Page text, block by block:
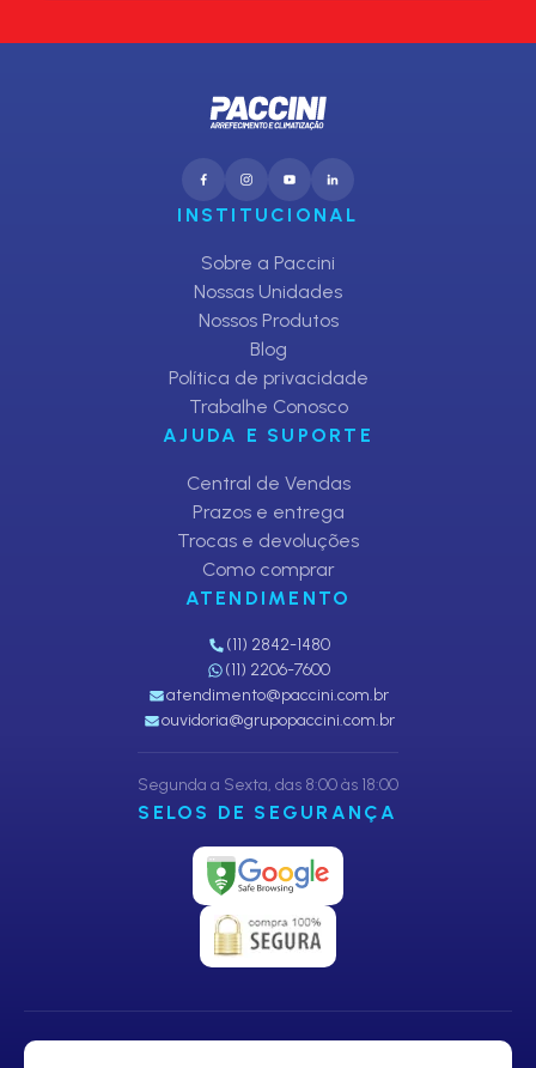
INSTITUCIONAL
Sobre a Paccini
Nossas Unidades
Nossos Produtos
Blog
Política de privacidade
Trabalhe Conosco
AJUDA E SUPORTE
Central de Vendas
Prazos e entrega
Trocas e devoluções
Como comprar
ATENDIMENTO
(11) 2842-1480
(11) 2206-7600
atendimento@paccini.com.br
ouvidoria@grupopaccini.com.br
Segunda a Sexta, das 8:00 às 18:00
SELOS DE SEGURANÇA